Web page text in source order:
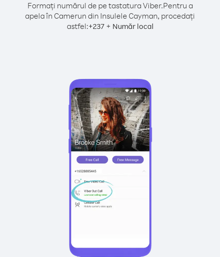
Formați numărul de pe tastatura Viber.Pentru a
apela în Camerun din Insulele Cayman, procedați
astfel:+237+ Număr local